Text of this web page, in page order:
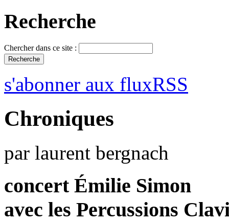
Recherche
Chercher dans ce site :
s'abonner aux fluxRSS
Chroniques
par laurent bergnach
concert Émilie Simon
avec les Percussions